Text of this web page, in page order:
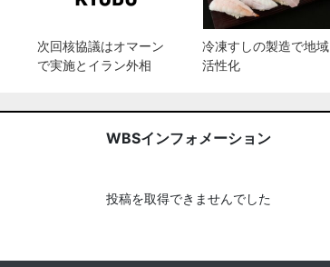
次回核協議はオマーン
で実施とイラン外相
冷凍すしの製造で地域
活性化
WBSインフォメーション
投稿を取得できませんでした